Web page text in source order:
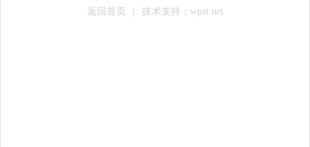
返回首页 技术支持：wpzt.net